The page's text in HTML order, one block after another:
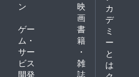
ン
映
画
ゲー
ム・
サー
ビス
開発
書
籍
・
雑
誌
カ
デ
ミ
ー
と
は